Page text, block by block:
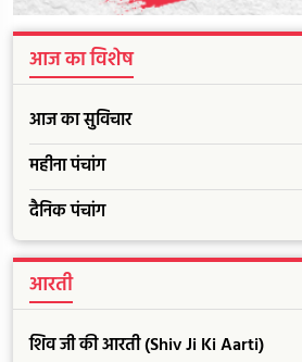
आज का विशेष
आज का सुविचार
महीना पंचांग
दैनिक पंचांग
आरती
शिव जी की आरती (Shiv Ji Ki Aarti)